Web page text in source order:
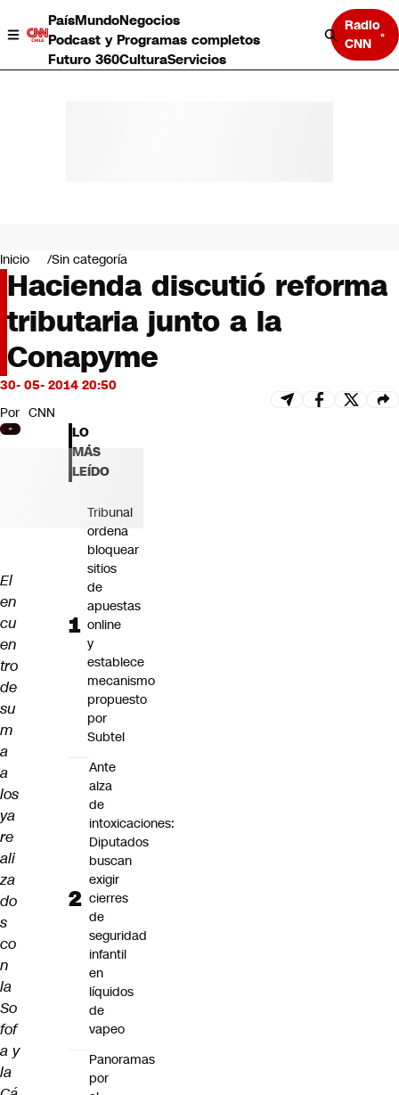
PaísMundoNegocios
Podcast y Programas completos
Futuro 360CulturaServicios
Radio
CNN
Negocios
Deportes
Programas completos
Cultura
Servicios
Bits
CNN tiempo
Futuro 360
Opinión
Inicio Sin categoría
Hacienda discutió reforma
tributaria junto a la
Conapyme
30- 05- 2014 20:50
Por CNN
El
en
cu
en
tro
de
su
m
a
a
los
ya
re
ali
za
do
s
co
n
la
So
fof
a y
la
LO
MÁS
LEÍDO
Tribunal
ordena
bloquear
sitios
de
apuestas
online
y
establece
mecanismo
propuesto
por
Subtel
Ante
alza
de
intoxicaciones:
Diputados
buscan
exigir
cierres
de
seguridad
infantil
en
líquidos
de
vapeo
Panoramas
por